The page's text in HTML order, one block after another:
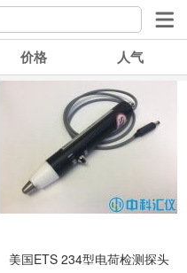
价格 人气
美国ETS 234型电荷检测探头